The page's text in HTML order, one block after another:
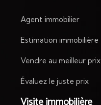
Agent immobilier
Estimation immobilière
Vendre au meilleur prix
Évaluez le juste prix